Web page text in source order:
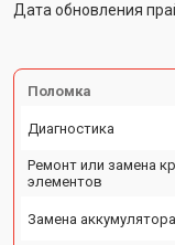
Дата обновления
Поломка
Диагностика
Ремонт или замена
элементов
Замена